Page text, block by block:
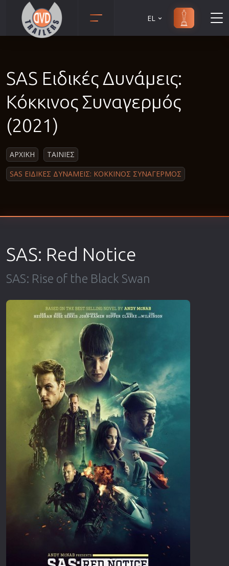
Αισθηματικές
Αστυνομικές
Δραματικές
Εποχής
Ευρωπαικός Κινηματογράφος
Θρησκευτικές
Θρίλερ
Ιστορικές
Καταστροφής
Κλασσικές
EL
SAS Ειδικές Δυνάμεις:
Κόκκινος Συναγερμός
(2021)
ΑΡΧΙΚΗ
ΤΑΙΝΙΕΣ
SAS ΕΙΔΙΚΕΣ ΔΥΝΑΜΕΙΣ: ΚΟΚΚΙΝΟΣ ΣΥΝΑΓΕΡΜΟΣ
SAS: Red Notice
SAS: Rise of the Black Swan